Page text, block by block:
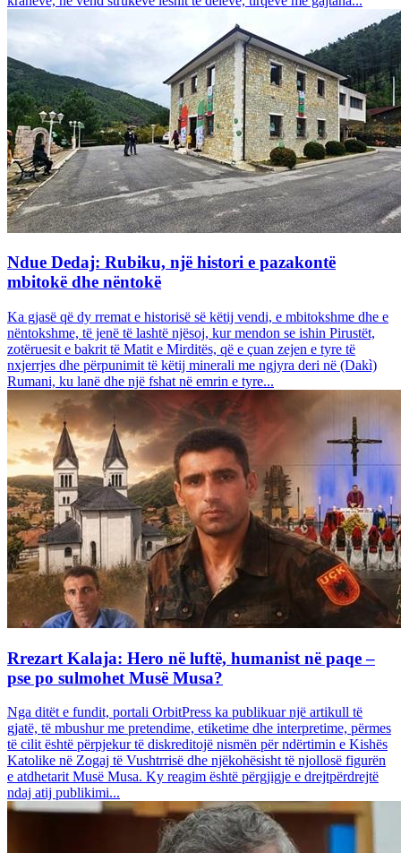
Ndue Dedaj: Rubiku, një histori e pazakontë
mbitokë dhe nëntokë
Ka gjasë që dy rremat e historisë së këtij vendi, e mbitokshme dhe e
nëntokshme, të jenë të lashtë njësoj, kur mendon se ishin Pirustët,
zotëruesit e bakrit të Matit e Mirditës, që e çuan zejen e tyre të
nxjerrjes dhe përpunimit të këtij minerali me ngjyra deri në (Dakì)
Rumani, ku lanë dhe një fshat në emrin e tyre...
Rrezart Kalaja: Hero në luftë, humanist në paqe –
pse po sulmohet Musë Musa?
Nga ditët e fundit, portali OrbitPress ka publikuar një artikull të
gjatë, të mbushur me pretendime, etiketime dhe interpretime, përmes
të cilit është përpjekur të diskreditojë nismën për ndërtimin e Kishës
Katolike në Zogaj të Vushtrrisë dhe njëkohësisht të njollosë figurën
e atdhetarit Musë Musa. Ky reagim është përgjigje e drejtpërdrejtë
ndaj atij publikimi...